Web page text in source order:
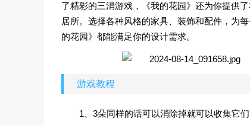
了精彩的三消游戏，《我的花园》还为你提供
居所。选择各种风格的家具、装饰和配件，为
的花园》都能满足你的设计需求。
游戏教程
1、3朵同样的话可以消除掉就可以收集它们